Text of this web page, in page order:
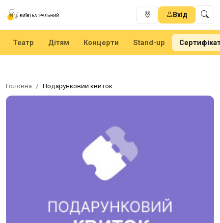
Вхід
Театр Дітям Концерти Stand-up
Головна Подарунковий квиток